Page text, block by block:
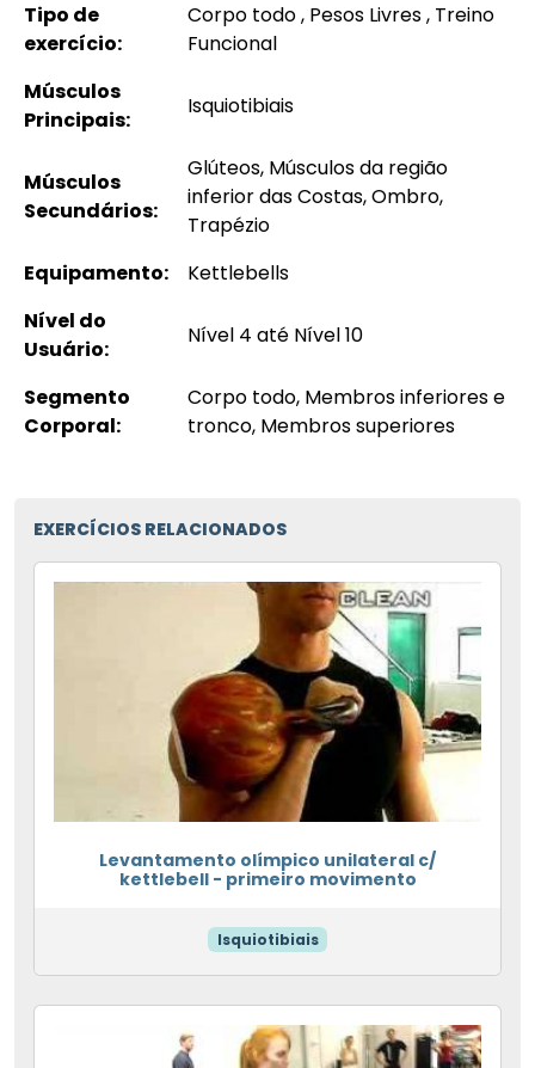
Tipo de
exercício:
Corpo todo , Pesos Livres , Treino
Funcional
Músculos
Principais:
Isquiotibiais
Músculos
Secundários:
Glúteos, Músculos da região
inferior das Costas, Ombro,
Trapézio
Equipamento:
Kettlebells
Nível do
Usuário:
Nível 4 até Nível 10
Segmento
Corporal:
Corpo todo, Membros inferiores e
tronco, Membros superiores
EXERCÍCIOS RELACIONADOS
Levantamento olímpico unilateral c/
kettlebell - primeiro movimento
Isquiotibiais